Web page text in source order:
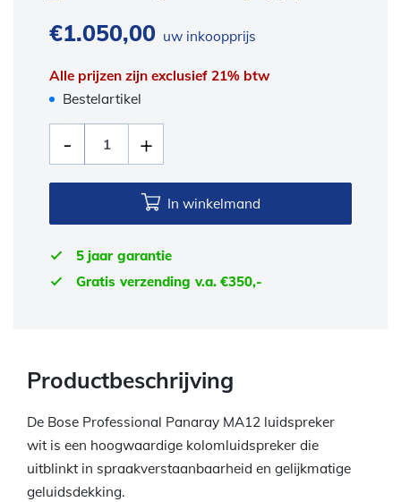
€1.050,00 uw inkoopprijs
Alle prijzen zijn exclusief 21% btw
Bestelartikel
In winkelmand
5 jaar garantie
Gratis verzending v.a. €350,-
Productbeschrijving
De Bose Professional Panaray MA12 luidspreker
wit is een hoogwaardige kolomluidspreker die
uitblinkt in spraakverstaanbaarheid en gelijkmatige
geluidsdekking.